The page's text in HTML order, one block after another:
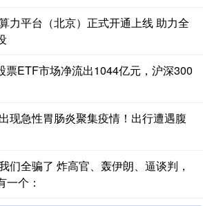
力平台（北京）正式开通上线 助力全
票ETF市场净流出1044亿元，沪深300
现急性胃肠炎聚集疫情！出行遭遇腹
们全骗了 炸高官、轰伊朗、逼谈判，
个：